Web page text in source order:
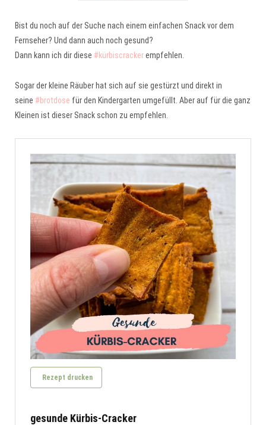
Bist du noch auf der Suche nach einem einfachen Snack vor dem
Fernseher? Und dann auch noch gesund?
Dann kann ich dir diese #kürbiscrackerempfehlen.
Sogar der kleine Räuber hat sich auf sie gestürzt und direkt in
seine #brotdose für den Kindergarten umgefüllt. Aber auf für die ganz
Kleinen ist dieser Snack schon zu empfehlen.
Rezept drucken
gesunde Kürbis-Cracker